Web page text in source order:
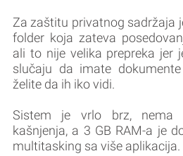
Za zaštitu privatnog sadržaja
folder koja zateva
ali to nije velika prepreka jer
slučaju da imate
želite da ih iko vidi.
Sistem je vrlo brz, nema
kašnjenja, a 3 GB RAM-a je
multitasking sa više aplikacija.